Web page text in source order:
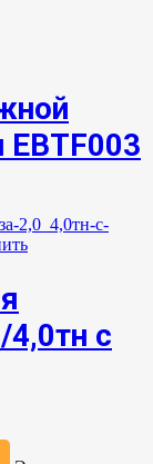
4,0тн с